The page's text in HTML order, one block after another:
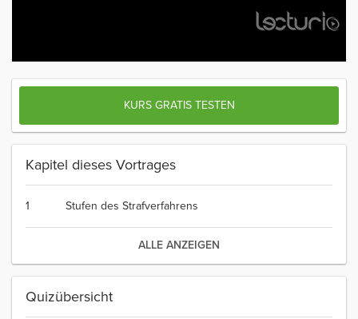
KURS GRATIS TESTEN
Kapitel dieses Vortrages
1 Stufen des Strafverfahrens
ALLE ANZEIGEN
Quizübersicht